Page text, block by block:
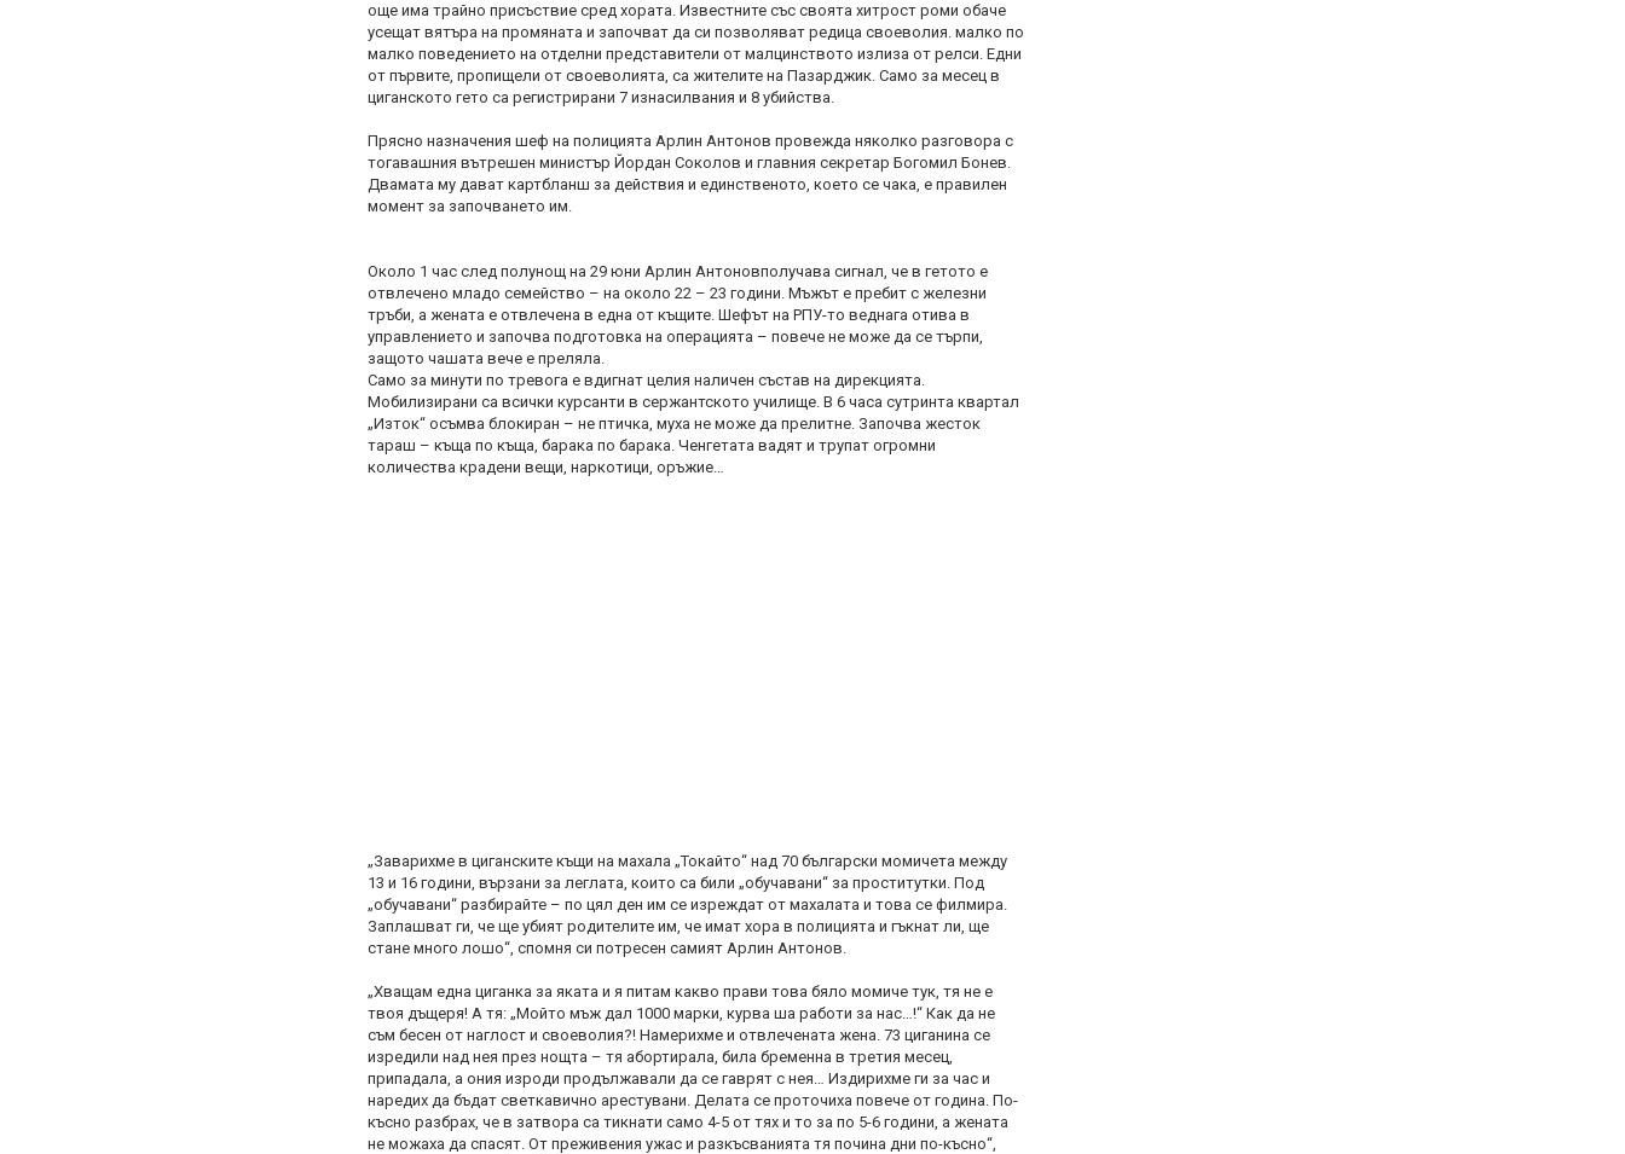
още има трайно присъствие сред хората. Известните със своята хитрост роми обаче
усещат вятъра на промяната и започват да си позволяват редица своеволия. малко по
малко поведението на отделни представители от малцинството излиза от релси. Едни
от първите, пропищели от своеволията, са жителите на Пазарджик. Само за месец в
циганското гето са регистрирани 7 изнасилвания и 8 убийства.
Прясно назначения шеф на полицията Арлин Антонов провежда няколко разговора с
тогавашния вътрешен министър Йордан Соколов и главния секретар Богомил Бонев.
Двамата му дават картбланш за действия и единственото, което се чака, е правилен
момент за започването им.
Около 1 час след полунощ на 29 юни Арлин Антоновполучава сигнал, че в гетото е
отвлечено младо семейство – на около 22 – 23 години. Мъжът е пребит с железни
тръби, а жената е отвлечена в една от къщите. Шефът на РПУ-то веднага отива в
управлението и започва подготовка на операцията – повече не може да се търпи,
защото чашата вече е преляла.
Само за минути по тревога е вдигнат целия наличен състав на дирекцията.
Мобилизирани са всички курсанти в сержантското училище. В 6 часа сутринта квартал
„Изток“ осъмва блокиран – не птичка, муха не може да прелитне. Започва жесток
тараш – къща по къща, барака по барака. Ченгетата вадят и трупат огромни
количества крадени вещи, наркотици, оръжие…
„Заварихме в циганските къщи на махала „Токайто“ над 70 български момичета между
13 и 16 години, вързани за леглата, които са били „обучавани“ за проститутки. Под
„обучавани“ разбирайте – по цял ден им се изреждат от махалата и това се филмира.
Заплашват ги, че ще убият родителите им, че имат хора в полицията и гъкнат ли, ще
стане много лошо“, спомня си потресен самият Арлин Антонов.
„Хващам една циганка за яката и я питам какво прави това бяло момиче тук, тя не е
твоя дъщеря! А тя: „Мойто мъж дал 1000 марки, курва ша работи за нас…!“ Как да не
съм бесен от наглост и своеволия?! Намерихме и отвлечената жена. 73 циганина се
изредили над нея през нощта – тя абортирала, била бременна в третия месец,
припадала, а ония изроди продължавали да се гаврят с нея… Издирихме ги за час и
наредих да бъдат светкавично арестувани. Делата се проточиха повече от година. По-
късно разбрах, че в затвора са тикнати само 4-5 от тях и то за по 5-6 години, а жената
не можаха да спасят. От преживения ужас и разкъсванията тя почина дни по-късно“,